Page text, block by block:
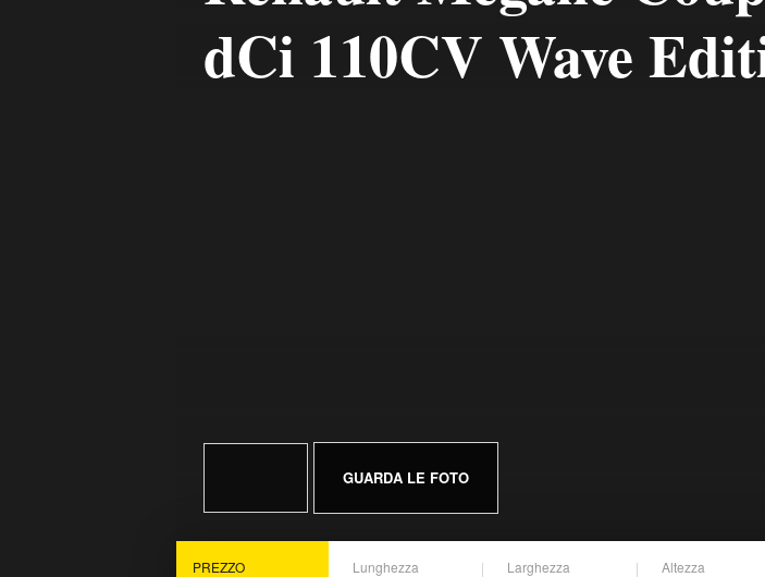
dCi 110CV Wave
GUARDA LE FOTO
PREZZO Lunghezza Larghezza Altezza